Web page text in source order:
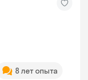
8 лет опыта